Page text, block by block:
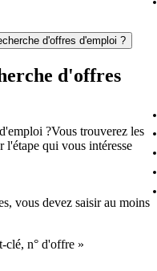
d'offres d'emploi ?
d'offres
?Vous trouverez les
l'étape qui vous intéresse
vous devez saisir au moins
clé, n° d'offre »